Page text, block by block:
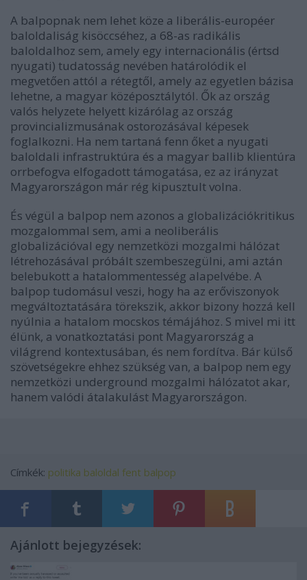
A balpopnak nem lehet köze a liberális-européer
baloldaliság kisöccséhez, a 68-as radikális
baloldalhoz sem, amely egy internacionális (értsd
nyugati) tudatosság nevében határolódik el
megvetően attól a rétegtől, amely az egyetlen bázisa
lehetne, a magyar középosztálytól. Ők az ország
valós helyzete helyett kizárólag az ország
provincializmusának ostorozásával képesek
foglalkozni. Ha nem tartaná fenn őket a nyugati
baloldali infrastruktúra és a magyar ballib klientúra
orrbefogva elfogadott támogatása, ez az irányzat
Magyarországon már rég kipusztult volna.
És végül a balpop nem azonos a globalizációkritikus
mozgalommal sem, ami a neoliberális
globalizációval egy nemzetközi mozgalmi hálózat
létrehozásával próbált szembeszegülni, ami aztán
belebukott a hatalommentesség alapelvébe. A
balpop tudomásul veszi, hogy ha az erőviszonyok
megváltoztatására törekszik, akkor bizony hozzá kell
nyúlnia a hatalom mocskos témájához. S mivel mi itt
élünk, a vonatkoztatási pont Magyarország a
világrend kontextusában, és nem fordítva. Bár külső
szövetségekre ehhez szükség van, a balpop nem egy
nemzetközi underground mozgalmi hálózatot akar,
hanem valódi átalakulást Magyarországon.
Címkék: politika baloldal fent balpop
Ajánlott bejegyzések: